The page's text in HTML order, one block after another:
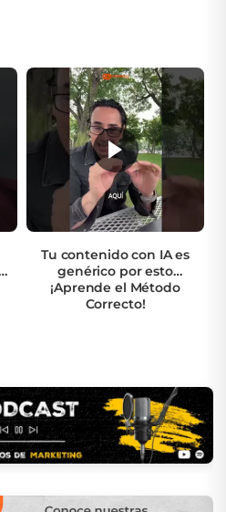
Tu contenido con IA es
genérico por esto
¡Aprende el Método
Correcto!